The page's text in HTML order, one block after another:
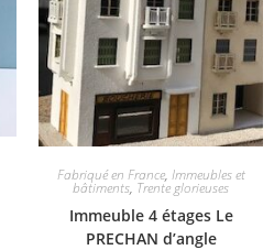
Fabriqué en France, Immeubles et
bâtiments, Trente glorieuses
Immeuble 4 étages Le
PRECHAN d’angle